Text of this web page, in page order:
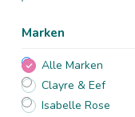
Marken
Alle Marken
Clayre & Eef
Isabelle Rose